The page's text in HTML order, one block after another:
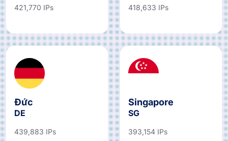
421,770 IPs 418,633 IPs
Đức
DE
439,883 IPs
Singapore
SG
393,154 IPs